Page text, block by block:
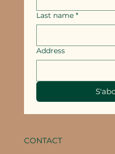
Last name *
Address
CONTACT